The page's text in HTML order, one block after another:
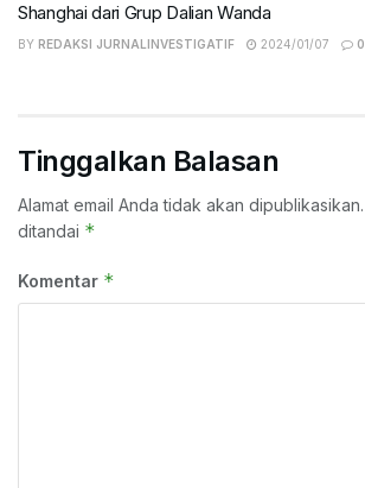
Shanghai dari Grup Dalian Wanda
BY REDAKSI JURNALINVESTIGATIF 2024/01/07 0
Tinggalkan Balasan
Alamat email Anda tidak akan dipublikasikan.
ditandai *
Komentar *